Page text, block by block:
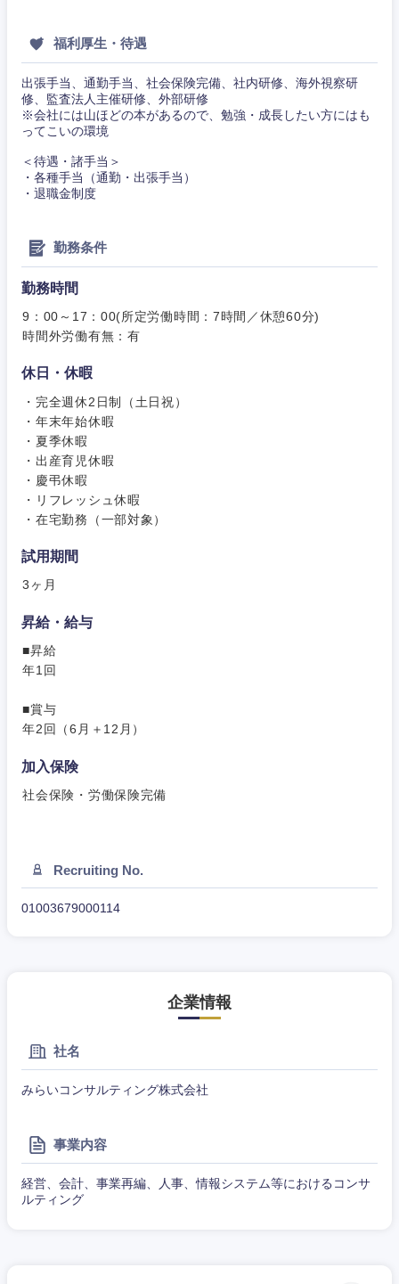
福利厚生・待遇
出張手当、通勤手当、社会保険完備、社内研修、海外視察研
修、監査法人主催研修、外部研修
※会社には山ほどの本があるので、勉強・成長したい方にはも
ってこいの環境
＜待遇・諸手当＞
・各種手当（通勤・出張手当）
・退職金制度
勤務条件
勤務時間
9：00～17：00(所定労働時間：7時間／休憩60分)
時間外労働有無：有
休日・休暇
・完全週休2日制（土日祝）
・年末年始休暇
・夏季休暇
・出産育児休暇
・慶弔休暇
・リフレッシュ休暇
・在宅勤務（一部対象）
試用期間
3ヶ月
昇給・給与
■昇給
年1回
■賞与
年2回（6月＋12月）
加入保険
社会保険・労働保険完備
Recruiting No.
01003679000114
企業情報
社名
みらいコンサルティング株式会社
事業内容
経営、会計、事業再編、人事、情報システム等におけるコンサ
ルティング
甲信越・北陸
新潟県 富山県
石川県
山梨県
岐阜県